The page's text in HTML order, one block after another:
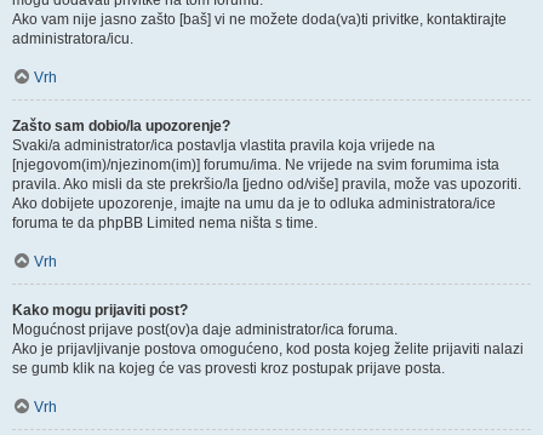
Ako vam nije jasno zašto [baš] vi ne možete doda(va)ti privitke, kontaktirajte
administratora/icu.
Vrh
Zašto sam dobio/la upozorenje?
Svaki/a administrator/ica postavlja vlastita pravila koja vrijede na
[njegovom(im)/njezinom(im)] forumu/ima. Ne vrijede na svim forumima ista
pravila. Ako misli da ste prekršio/la [jedno od/više] pravila, može vas upozoriti.
Ako dobijete upozorenje, imajte na umu da je to odluka administratora/ice
foruma te da phpBB Limited nema ništa s time.
Vrh
Kako mogu prijaviti post?
Mogućnost prijave post(ov)a daje administrator/ica foruma.
Ako je prijavljivanje postova omogućeno, kod posta kojeg želite prijaviti nalazi
se gumb klik na kojeg će vas provesti kroz postupak prijave posta.
Vrh